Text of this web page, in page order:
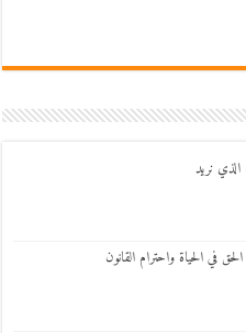
نريد
في الحياة واحترام القانون